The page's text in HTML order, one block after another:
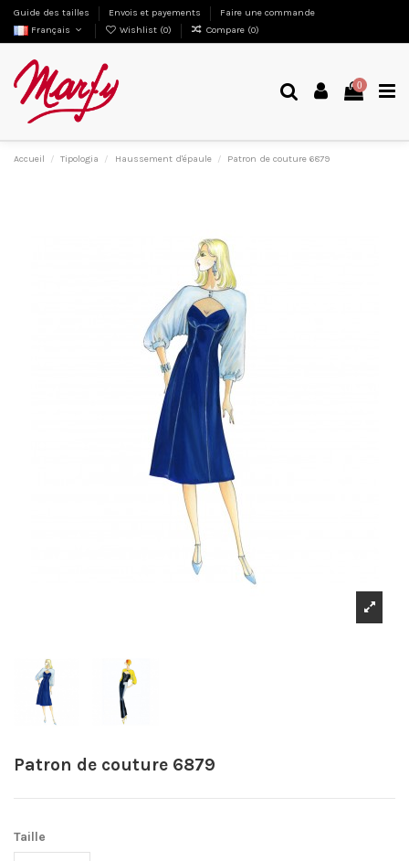
Guide des tailles Envois et payements
Faire une commande
Français
Wishlist (0) Compare (0)
0
Accueil Tipologia Haussement d'épaule Patron de couture 6879
Patron de couture 6879
Taille